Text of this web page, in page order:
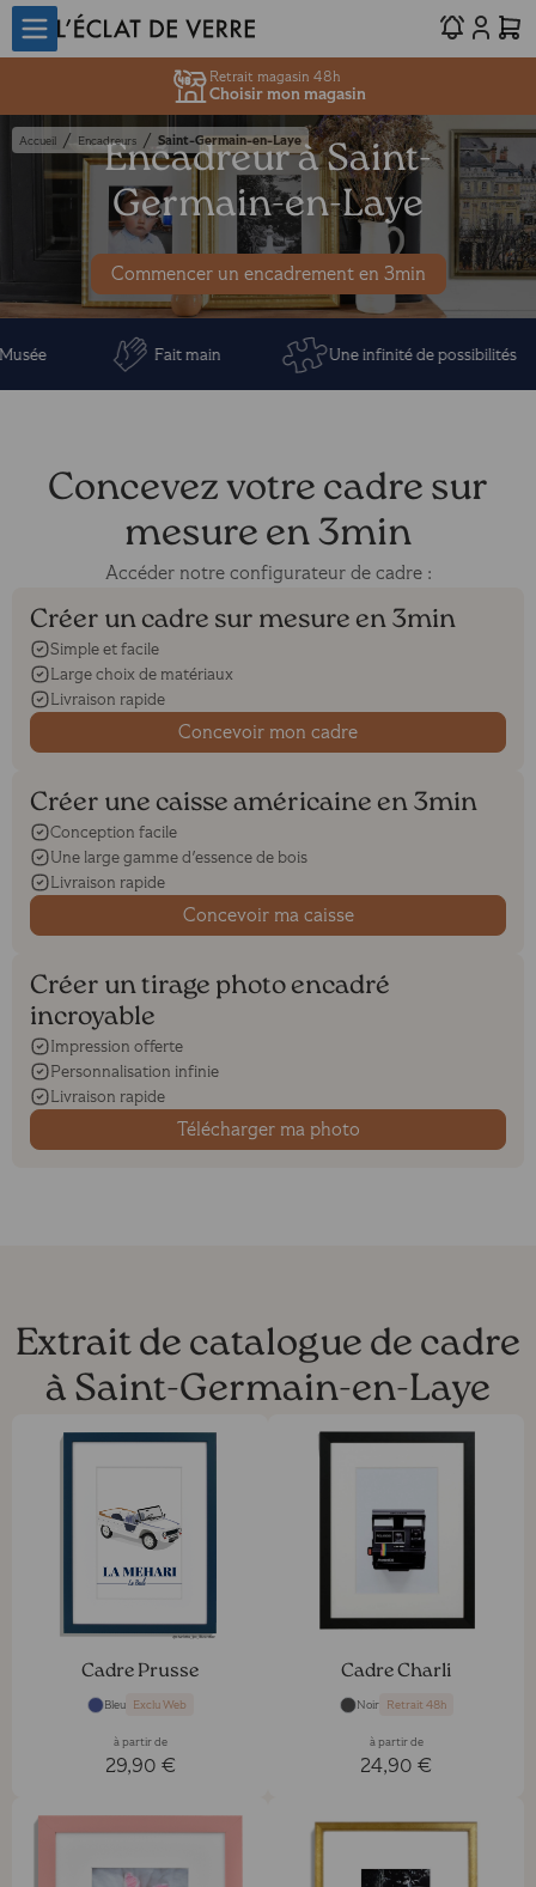
Retrait magasin 48h
Choisir mon magasin
Accueil / Encadreurs / Saint-Germain-en-Laye
Encadreur à Saint-
Germain-en-Laye
Commencer un encadrement en 3min
Fait main Une infinité de possibilités
Concevez votre cadre sur
mesure en 3min
Accéder notre configurateur de cadre :
Créer un cadre sur mesure en 3min
Simple et facile
Large choix de matériaux
Livraison rapide
Concevoir mon cadre
Créer une caisse américaine en 3min
Conception facile
Une large gamme d'essence de bois
Livraison rapide
Concevoir ma caisse
Créer un tirage photo encadré
incroyable
Impression offerte
Personnalisation infinie
Livraison rapide
Télécharger ma photo
Extrait de catalogue de cadre
à Saint-Germain-en-Laye
Cadre Prusse
Bleu Exclu Web
à partir de
29,90 €
Cadre Charli
Noir Retrait 48h
à partir de
24,90 €